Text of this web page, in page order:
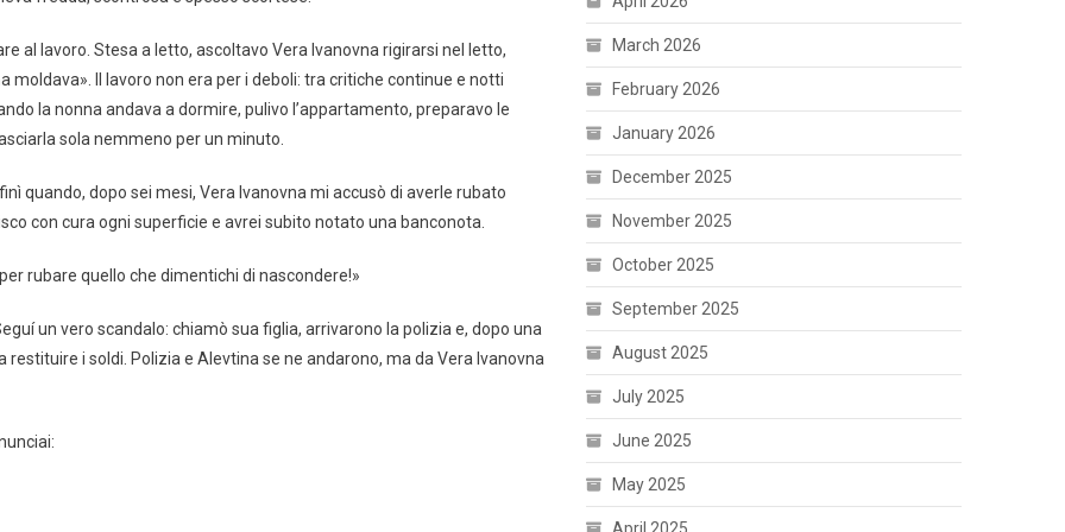
al lavoro. Stesa a letto, ascoltavo Vera Ivanovna rigirarsi nel letto,
Il lavoro non era per i deboli: tra critiche continue e notti
la nonna andava a dormire, pulivo l’appartamento, preparavo le
sola nemmeno per un minuto.
quando, dopo sei mesi, Vera Ivanovna mi accusò di averle rubato
con cura ogni superficie e avrei subito notato una banconota.
rubare quello che dimentichi di nascondere!»
un vero scandalo: chiamò sua figlia, arrivarono la polizia e, dopo una
i soldi. Polizia e Alevtina se ne andarono, ma da Vera Ivanovna
March 2026
February 2026
January 2026
December 2025
November 2025
October 2025
September 2025
August 2025
July 2025
June 2025
May 2025